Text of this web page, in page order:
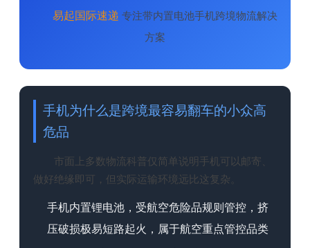
易起国际速递 专注带内置电池手机跨境物流解决
方案
手机为什么是跨境最容易翻车的小众高
危品
市面上多数物流科普仅简单说明手机可以邮寄、
做好绝缘即可，但实际运输环境远比这复杂。
手机内置锂电池，受航空危险品规则管控，挤
压破损极易短路起火，属于航空重点管控品类